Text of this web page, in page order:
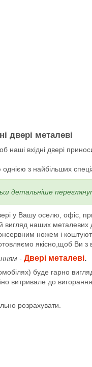
двері металеві
вхідні двері
з найбільших
детальніше
у Вашу оселю, офіс,
вигляд наших
ножем і
якісно,щоб Ви з
- Двері металеві.
буде гарно
витривале до
розрахувати.